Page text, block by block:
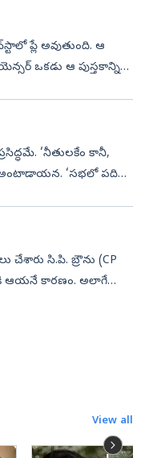
ప్లే అవుతుంది. ఆ
ఒకడు ఆ పుస్తకాన్ని
‘నీతులకేం కానీ,
అంటాడాయన. ‘సభలో పది
సి.పి. బ్రౌను (CP
ఆయనే కారణం. అలాగే
View all